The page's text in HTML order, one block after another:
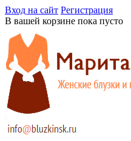
Вход на сайт Регистрация
В вашей корзине пока пусто